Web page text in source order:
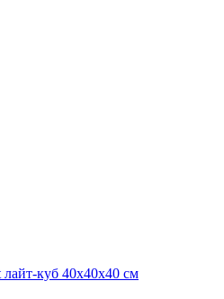
куб 40x40x40 см